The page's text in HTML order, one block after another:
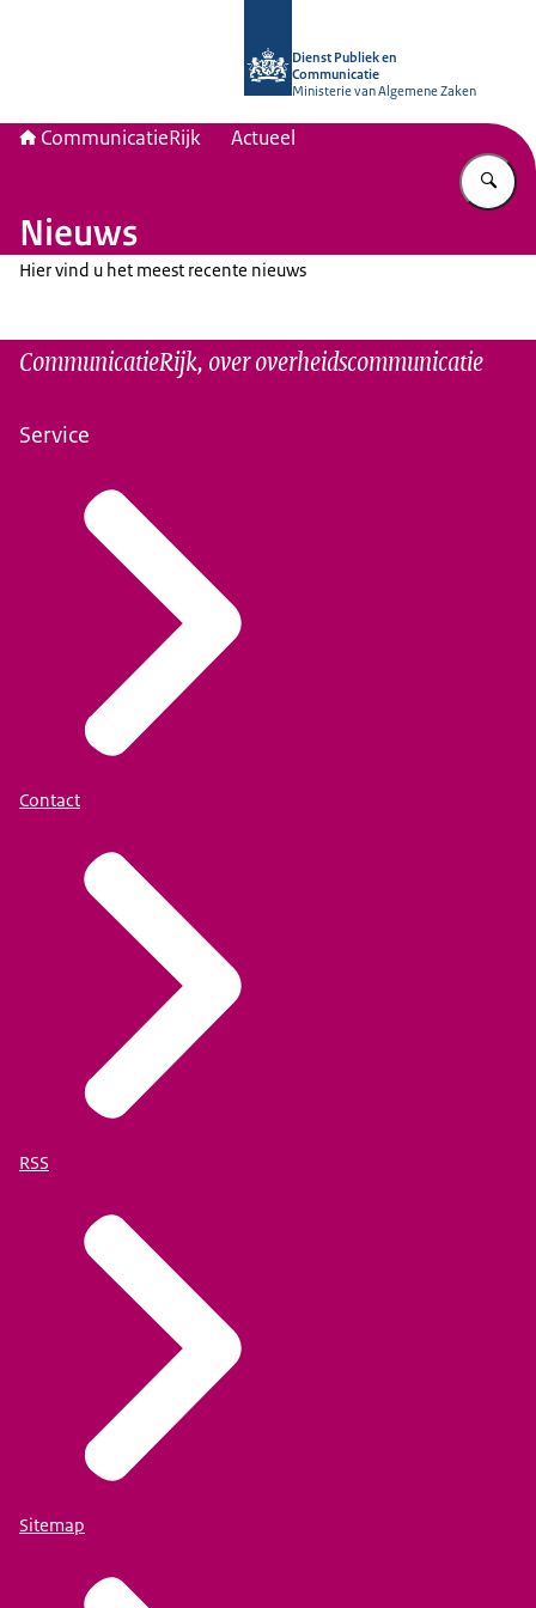
Dienst Publiek en
Communicatie
Ministerie van Algemene Zaken
CommunicatieRijk Actueel
Nieuws
Hier vind u het meest recente nieuws
CommunicatieRijk, over overheidscommunicatie
Service
Contact
RSS
Sitemap